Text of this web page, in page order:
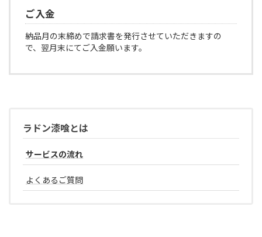
ご入金
納品月の末締めで請求書を発行させていただきますの
で、翌月末にてご入金願います。
ラドン漆喰とは
サービスの流れ
よくあるご質問